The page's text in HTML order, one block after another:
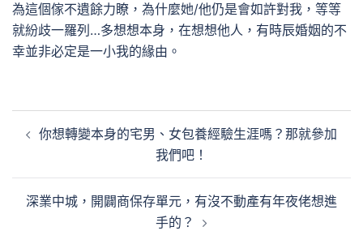
為這個傢不遺餘力瞭，為什麼她/他仍是會如許對我，等等
就紛歧一羅列…多想想本身，在想想他人，有時辰婚姻的不
幸並非必定是一小我的緣由。
章
覽
你想轉變本身的宅男、女包養經驗生涯嗎？那就參加
我們吧！
深業中城，開闢商保存單元，有沒不動產有年夜佬想進
手的？